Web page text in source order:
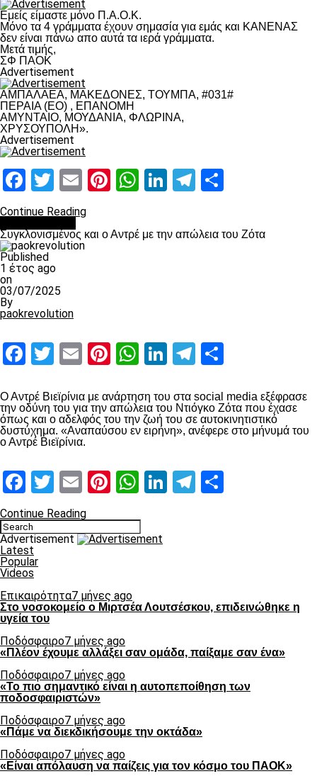
Εμείς είμαστε μόνο Π.Α.Ο.Κ.
Μόνο τα 4 γράμματα έχουν σημασία για εμάς και ΚΑΝΕΝΑΣ
δεν είναι πάνω απο αυτά τα ιερά γράμματα.
Μετά τιμής,
ΣΦ ΠΑΟΚ
Advertisement
ΑΜΠΑΛΑΕΑ, ΜΑΚΕΔΟΝΕΣ, ΤΟΥΜΠΑ, #031#
ΠΕΡΑΙΑ (ΕΟ) , ΕΠΑΝΟΜΗ
ΑΜΥΝΤΑΙΟ, ΜΟΥΔΑΝΙΑ, ΦΛΩΡΙΝΑ,
ΧΡΥΣΟΥΠΟΛΗ».
Advertisement
Facebook
Twitter
EmailPinterest
WhatsApp
LinkedIn
Telegram
Continue Reading
Συγκλονισμένος και ο Αντρέ με την απώλεια του Ζότα
Published
1 έτος ago
on
03/07/2025
By
paokrevolution
Facebook
Twitter
EmailPinterest
WhatsApp
LinkedIn
Telegram
Ο Αντρέ Βιεϊρίνια με ανάρτηση του στα social media εξέφρασε
την οδύνη του για την απώλεια του Ντιόγκο Ζότα που έχασε
όπως και ο αδελφός του την ζωή του σε αυτοκινητιστικό
δυστύχημα. «Αναπαύσου εν ειρήνη», ανέφερε στο μήνυμά του
ο Αντρέ Βιεϊρίνια.
Facebook
Twitter
EmailPinterest
WhatsApp
LinkedIn
Telegram
Continue Reading
Advertisement
Latest
Popular
Videos
Επικαιρότητα7 μήνες ago
Στο νοσοκομείο ο Μιρτσέα Λουτσέσκου, επιδεινώθηκε η
υγεία του
Ποδόσφαιρο7 μήνες ago
«Πλέον έχουμε αλλάξει σαν ομάδα, παίξαμε σαν ένα»
Ποδόσφαιρο7 μήνες ago
«Το πιο σημαντικό είναι η αυτοπεποίθηση των
ποδοσφαιριστών»
Ποδόσφαιρο7 μήνες ago
«Πάμε να διεκδικήσουμε την οκτάδα»
Ποδόσφαιρο7 μήνες ago
«Είναι απόλαυση να παίζεις για τον κόσμο του ΠΑΟΚ»